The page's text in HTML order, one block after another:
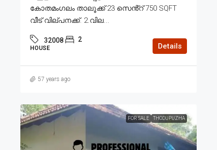
കോതമംഗലം താലൂക്ക് 23 സെൻ്റ് 750 SQFT
വീട് വില്പനക്ക്. 2.വില...
32008 2
HOUSE Details
57 years ago
FOR SALE THODUPUZHA